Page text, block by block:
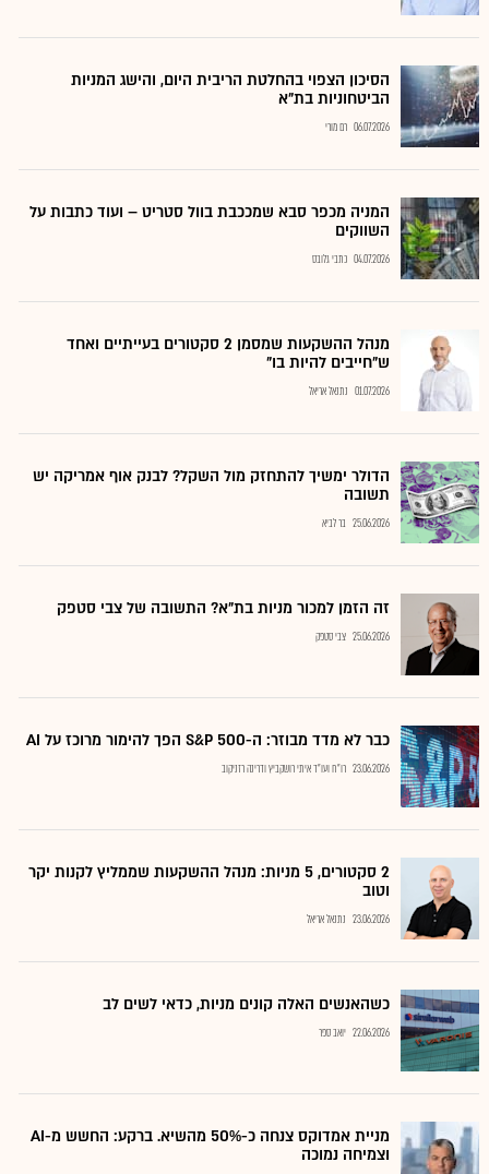
הסיכון הצפוי בהחלטת הריבית היום, והישג המניות
הביטחוניות בת"א
06.07.2026 רם מורי
המניה מכפר סבא שמככבת בוול סטריט – ועוד כתבות על
השווקים
04.07.2026 כתבי גלובס
מנהל ההשקעות שמסמן 2 סקטורים בעייתיים ואחד
ש"חייבים להיות בו"
01.07.2026 נתנאל אריאל
הדולר ימשיך להתחזק מול השקל? לבנק אוף אמריקה יש
תשובה
25.06.2026 בר לביא
זה הזמן למכור מניות בת"א? התשובה של צבי סטפק
25.06.2026 צבי סטפק
כבר לא מדד מבוזר: ה-S&P 500 הפך להימור מרוכז על AI
23.06.2026 רו"ח ועו"ד איתי רושקביץ ודרינה רזניקוב
2 סקטורים, 5 מניות: מנהל ההשקעות שממליץ לקנות יקר
וטוב
23.06.2026 נתנאל אריאל
כשהאנשים האלה קונים מניות, כדאי לשים לב
22.06.2026 יואב ספר
מניית אמדוקס צנחה כ-50% מהשיא. ברקע: החשש מ-AI
וצמיחה נמוכה